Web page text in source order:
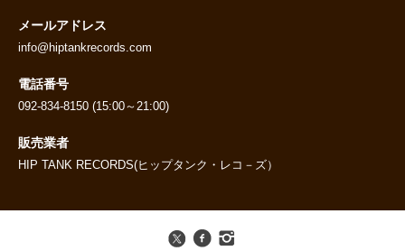
メールアドレス
info@hiptankrecords.com
電話番号
092-834-8150 (15:00～21:00)
販売業者
HIP TANK RECORDS(ヒップタンク・レコ－ズ）